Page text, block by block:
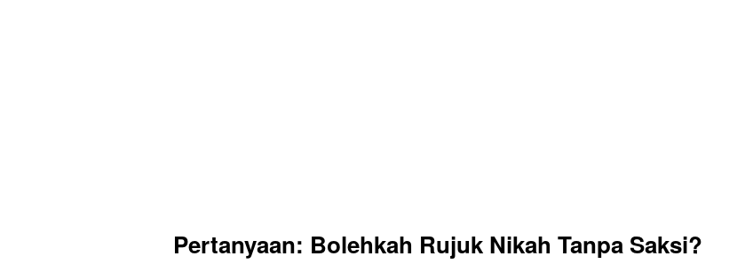
Pertanyaan: Bolehkah Rujuk Nikah Tanpa Saksi?